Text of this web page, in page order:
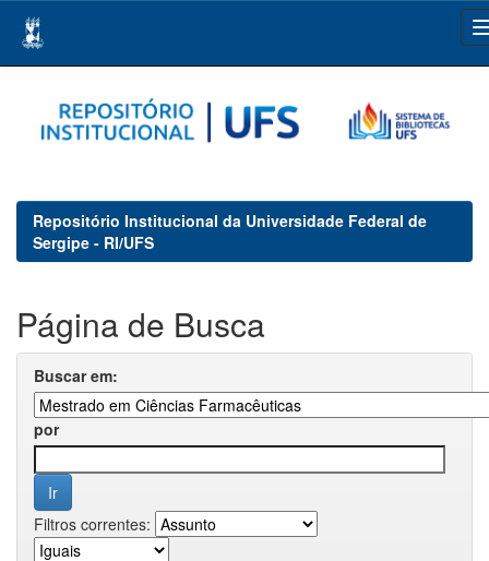
navigation
Repositório Institucional da Universidade Federal de
Sergipe - RI/UFS
Página de Busca
Buscar em:
por
Filtros correntes: